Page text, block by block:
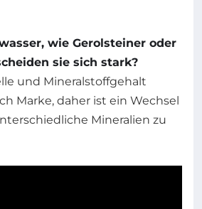
wie Gerolsteiner oder
sie sich stark?
und Mineralstoffgehalt
Marke, daher ist ein Wechsel
Mineralien zu